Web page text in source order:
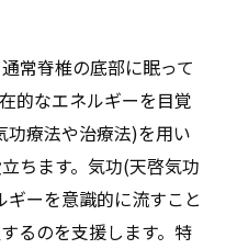
常脊椎の底部に眠って
的なエネルギーを目覚
功療法や治療法)を用い
ちます。気功(天啓気功
ーを意識的に流すこと
るのを支援します。特